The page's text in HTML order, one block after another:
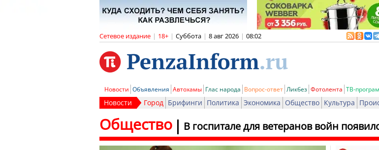
Сетевое издание | 18+ | Суббота | 8 авг 2026 | 08:02
Новости Объявления Автохамы Глас народа Вопрос-ответ Ликбез Фотолента ТВ-
Новости Город Брифинги Политика Экономика Общество Культура
В госпитале для ветеранов войн
Общество